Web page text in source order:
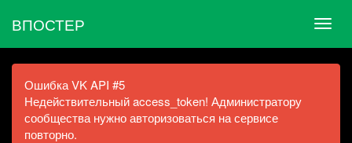
ВПОСТЕР
Ошибка VK API #5
Недействительный access_token! Администратору
сообщества нужно авторизоваться на сервисе
повторно.